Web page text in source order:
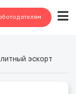
эскорт